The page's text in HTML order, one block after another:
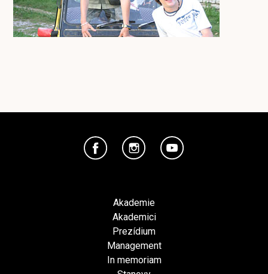
Akademie
Akademici
Prezídium
Management
In memoriam